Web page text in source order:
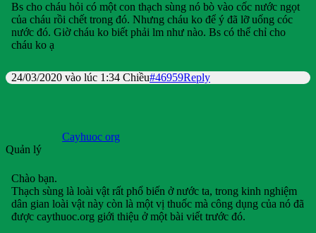
Bs cho cháu hỏi có một con thạch sùng nó bò vào cốc nước ngọt
của cháu rồi chết trong đó. Nhưng cháu ko để ý đã lỡ uống cóc
nước đó. Giờ cháu ko biết phải lm như nào. Bs có thể chỉ cho
cháu ko ạ
24/03/2020 vào lúc 1:34 Chiều#46959Reply
Cayhuoc org
Quản lý
Chào bạn.
Thạch sùng là loài vật rất phổ biến ở nước ta, trong kinh nghiệm
dân gian loài vật này còn là một vị thuốc mà công dụng của nó đã
được caythuoc.org giới thiệu ở một bài viết trước đó.